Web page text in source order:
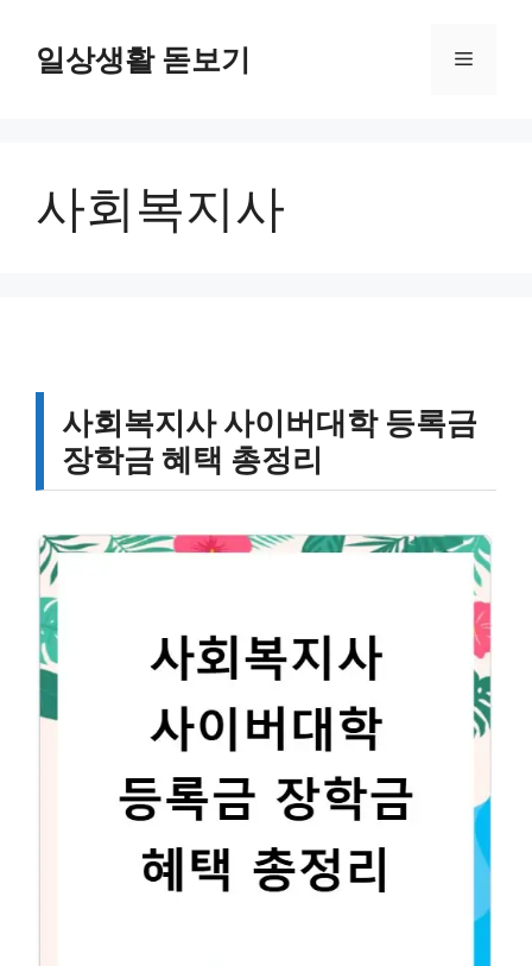
일상생활 돋보기 메
사회복지사
사회복지사 사이버대학 등록금
장학금 혜택 총정리